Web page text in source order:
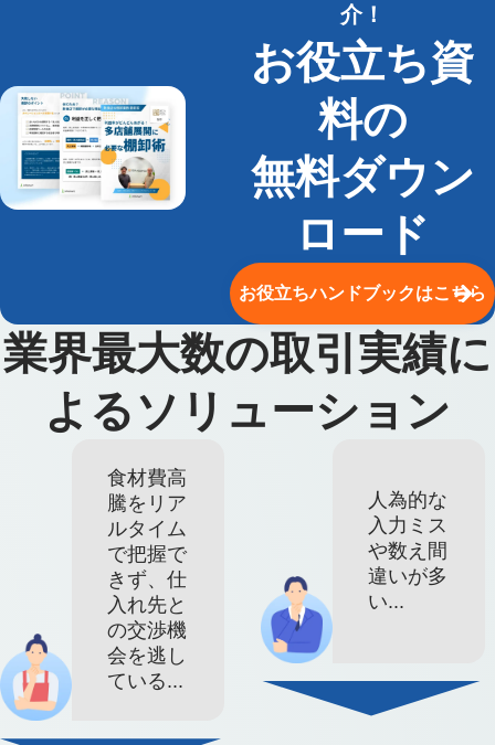
介！
お役立ち資
料の
無料ダウン
ロード
お役立ちハンドブックはこちら
業界最大数の取引実績に
よるソリューション
食材費高
騰をリア
ルタイム
で把握で
きず、仕
入れ先と
の交渉機
会を逃し
ている...
人為的な
入力ミス
や数え間
違いが多
い...